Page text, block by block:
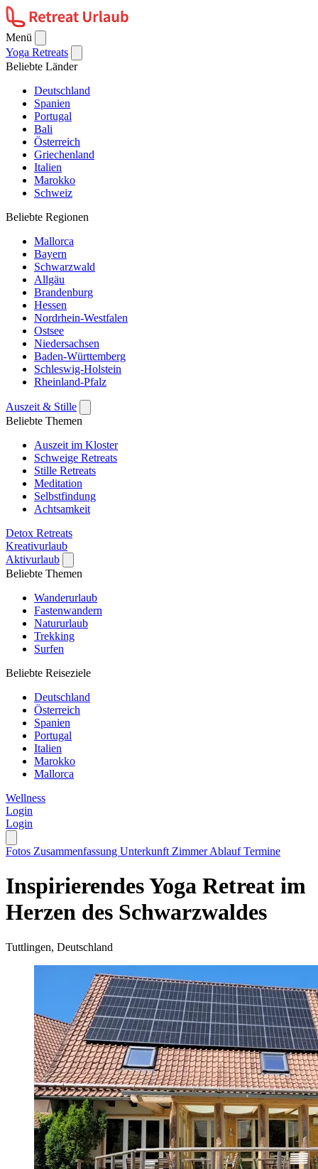
Menü
Yoga Retreats
Beliebte Länder
Deutschland
Spanien
Portugal
Bali
Österreich
Griechenland
Italien
Marokko
Schweiz
Beliebte Regionen
Mallorca
Bayern
Schwarzwald
Allgäu
Brandenburg
Hessen
Nordrhein-Westfalen
Ostsee
Niedersachsen
Baden-Württemberg
Schleswig-Holstein
Rheinland-Pfalz
Auszeit & Stille
Beliebte Themen
Auszeit im Kloster
Schweige Retreats
Stille Retreats
Meditation
Selbstfindung
Achtsamkeit
Detox Retreats
Kreativurlaub
Aktivurlaub
Beliebte Themen
Wanderurlaub
Fastenwandern
Natururlaub
Trekking
Surfen
Beliebte Reiseziele
Deutschland
Österreich
Spanien
Portugal
Italien
Marokko
Mallorca
Wellness
Login
Login
Fotos Zusammenfassung Unterkunft ZimmerAblaufTermine
Inspirierendes Yoga Retreat im
Herzen des Schwarzwaldes
Tuttlingen, Deutschland